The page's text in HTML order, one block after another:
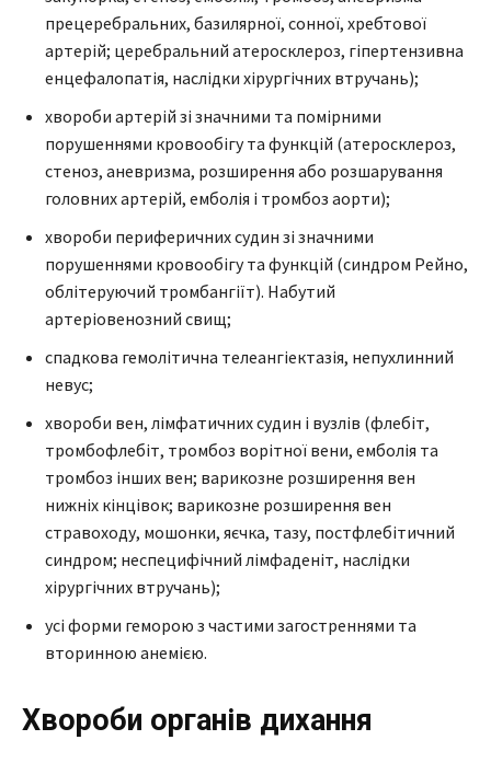
прецеребральних, базилярної, сонної, хребтової
артерій; церебральний атеросклероз, гіпертензивна
енцефалопатія, наслідки хірургічних втручань);
хвороби артерій зі значними та помірними
порушеннями кровообігу та функцій (атеросклероз,
стеноз, аневризма, розширення або розшарування
головних артерій, емболія і тромбоз аорти);
хвороби периферичних судин зі значними
порушеннями кровообігу та функцій (синдром Рейно,
облітеруючий тромбангіїт). Набутий
артеріовенозний свищ;
спадкова гемолітична телеангіектазія, непухлинний
невус;
хвороби вен, лімфатичних судин і вузлів (флебіт,
тромбофлебіт, тромбоз ворітної вени, емболія та
тромбоз інших вен; варикозне розширення вен
нижніх кінцівок; варикозне розширення вен
стравоходу, мошонки, яєчка, тазу, постфлебітичний
синдром; неспецифічний лімфаденіт, наслідки
хірургічних втручань);
усі форми геморою з частими загостреннями та
вторинною анемією.
Хвороби органів дихання